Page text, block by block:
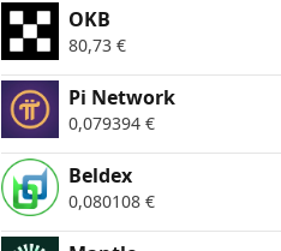
OKB
80,73 €
Pi Network
0,079394 €
Beldex
0,080108 €